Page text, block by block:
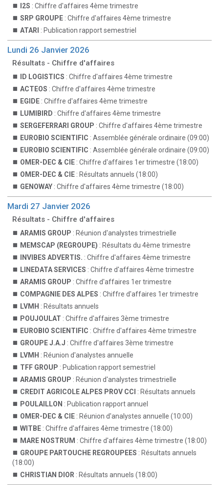
I2S : Chiffre d'affaires 4ème trimestre
SRP GROUPE : Chiffre d'affaires 4ème trimestre
ATARI : Publication rapport semestriel
Lundi 26 Janvier 2026
Résultats - Chiffre d'affaires
ID LOGISTICS : Chiffre d'affaires 4ème trimestre
ACTEOS : Chiffre d'affaires 4ème trimestre
EGIDE : Chiffre d'affaires 4ème trimestre
LUMIBIRD : Chiffre d'affaires 4ème trimestre
SERGEFERRARI GROUP : Chiffre d'affaires 4ème trimestre
EUROBIO SCIENTIFIC : Assemblée générale ordinaire (09:00)
EUROBIO SCIENTIFIC : Assemblée générale ordinaire (09:00)
OMER-DEC & CIE : Chiffre d'affaires 1er trimestre (18:00)
OMER-DEC & CIE : Résultats annuels (18:00)
GENOWAY : Chiffre d'affaires 4ème trimestre (18:00)
Mardi 27 Janvier 2026
Résultats - Chiffre d'affaires
ARAMIS GROUP : Réunion d'analystes trimestrielle
MEMSCAP (REGROUPE) : Résultats du 4ème trimestre
INVIBES ADVERTIS. : Chiffre d'affaires 4ème trimestre
LINEDATA SERVICES : Chiffre d'affaires 4ème trimestre
ARAMIS GROUP : Chiffre d'affaires 1er trimestre
COMPAGNIE DES ALPES : Chiffre d'affaires 1er trimestre
LVMH : Résultats annuels
POUJOULAT : Chiffre d'affaires 3ème trimestre
EUROBIO SCIENTIFIC : Chiffre d'affaires 4ème trimestre
GROUPE J.A.J : Chiffre d'affaires 3ème trimestre
LVMH : Réunion d'analystes annuelle
TFF GROUP : Publication rapport semestriel
ARAMIS GROUP : Réunion d'analystes trimestrielle
CREDIT AGRICOLE ALPES PROV CCI : Résultats annuels
POULAILLON : Publication rapport annuel
OMER-DEC & CIE : Réunion d'analystes annuelle (10:00)
WITBE : Chiffre d'affaires 4ème trimestre (18:00)
MARE NOSTRUM : Chiffre d'affaires 4ème trimestre (18:00)
GROUPE PARTOUCHE REGROUPEES : Résultats annuels
(18:00)
CHRISTIAN DIOR : Résultats annuels (18:00)